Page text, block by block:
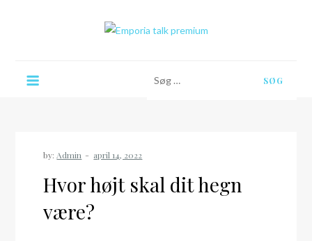
efter:
by:Admin
Hvor højt skal dit hegn
være?